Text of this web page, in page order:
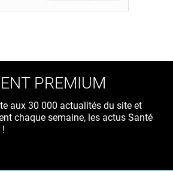
PREMIUM
aux 30 000 actualités du site et
chaque semaine, les actus Santé